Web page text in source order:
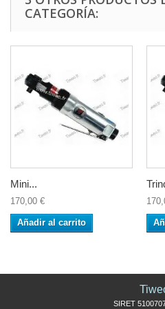
CATEGORÍA:
Mini...
170,00 €
Añadir al carrito
SIRET